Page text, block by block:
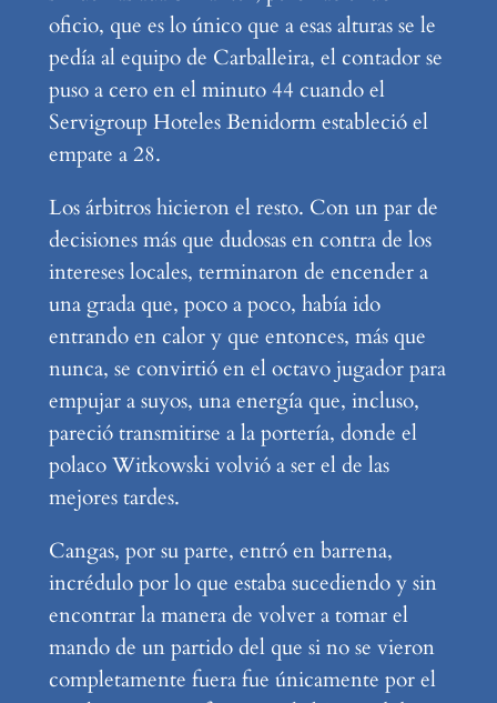
oficio, que es lo único que a esas alturas se le
pedía al equipo de Carballeira, el contador se
puso a cero en el minuto 44 cuando el
Servigroup Hoteles Benidorm estableció el
empate a 28.
Los árbitros hicieron el resto. Con un par de
decisiones más que dudosas en contra de los
intereses locales, terminaron de encender a
una grada que, poco a poco, había ido
entrando en calor y que entonces, más que
nunca, se convirtió en el octavo jugador para
empujar a suyos, una energía que, incluso,
pareció transmitirse a la portería, donde el
polaco Witkowski volvió a ser el de las
mejores tardes.
Cangas, por su parte, entró en barrena,
incrédulo por lo que estaba sucediendo y sin
encontrar la manera de volver a tomar el
mando de un partido del que si no se vieron
completamente fuera fue únicamente por el